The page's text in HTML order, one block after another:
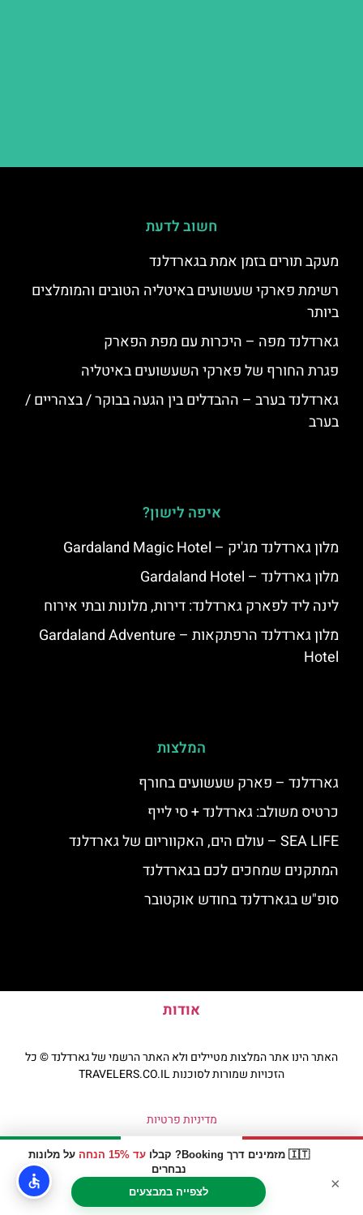
🇮🇹 מזמינים דרך Booking? קבלו עד 15% הנחה
על מלונות
נבחרים
לצפייה במבצעים
×
חשוב לדעת
מעקב תורים בזמן אמת בגארדלנד
רשימת פארקי שעשועים באיטליה הטובים והמומלצים
ביותר
גארדלנד מפה – היכרות עם מפת הפארק
פגרת החורף של פארקי השעשועים באיטליה
גארדלנד בערב – ההבדלים בין הגעה בבוקר / בצהריים /
בערב
איפה לישון?
מלון גארדלנד מג'יק – Gardaland Magic Hotel
מלון גארדלנד – Gardaland Hotel
לינה ליד לפארק גארדלנד: דירות, מלונות ובתי אירוח
מלון גארדלנד הרפתקאות – Gardaland Adventure
Hotel
המלצות
גארדלנד – פארק שעשועים בחורף
כרטיס משולב: גארדלנד + סי לייף
SEA LIFE – עולם הים, האקווריום של גארדלנד
המתקנים שמחכים לכם בגארדלנד
סופ"ש בגארדלנד בחודש אוקטובר
אודות
האתר הינו אתר המלצות מטיילים ולא האתר הרשמי של גארדלנד © כל
הזכויות שמורות לסוכנות TRAVELERS.CO.IL
מדיניות פרטיות